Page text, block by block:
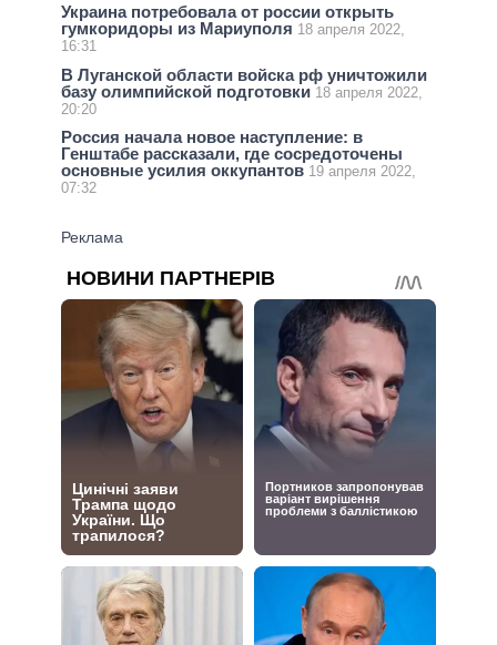
Украина потребовала от россии открыть
гумкоридоры из Мариуполя 18 апреля 2022,
16:31
В Луганской области войска рф уничтожили
базу олимпийской подготовки 18 апреля 2022,
20:20
Россия начала новое наступление: в
Генштабе рассказали, где сосредоточены
основные усилия оккупантов 19 апреля 2022,
07:32